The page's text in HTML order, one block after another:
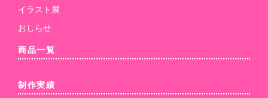
イラスト展
おしらせ
商品一覧
制作実績